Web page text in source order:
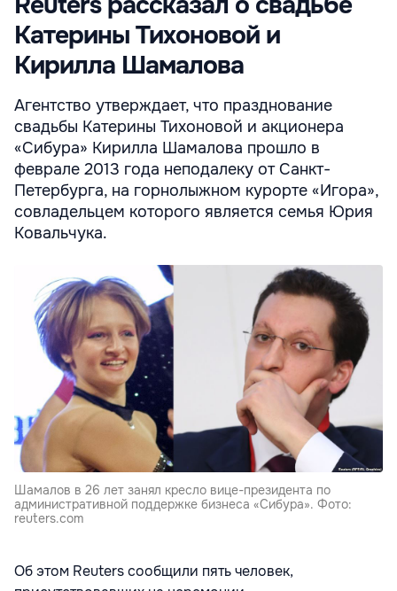
Катерины Тихоновой и
Кирилла Шамалова
Агентство утверждает, что празднование
свадьбы Катерины Тихоновой и акционера
«Сибура» Кирилла Шамалова прошло в
феврале 2013 года неподалеку от Санкт-
Петербурга, на горнолыжном курорте «Игора»,
совладельцем которого является семья Юрия
Ковальчука.
Шамалов в 26 лет занял кресло вице-президента по
административной поддержке бизнеса «Сибура». Фото:
reuters.com
Об этом Reuters сообщили пять человек,